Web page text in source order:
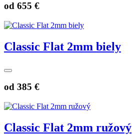
od 655 €
Classic Flat 2mm biely
od 385 €
Classic Flat 2mm ružový